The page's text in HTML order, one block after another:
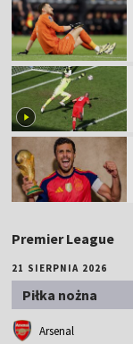
Premier League
21 SIERPNIA 2026
Piłka nożna
Arsenal